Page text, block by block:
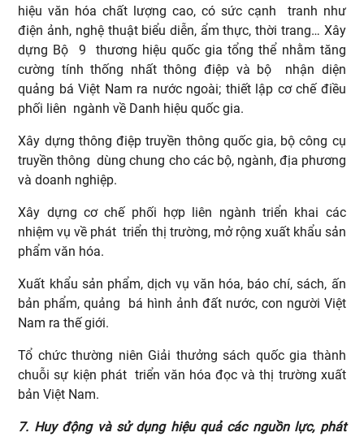
hiệu văn hóa chất lượng cao, có sức cạnh tranh như
điện ảnh, nghệ thuật biểu diễn, ẩm thực, thời trang… Xây
dựng Bộ 9 thương hiệu quốc gia tổng thể nhằm tăng
cường tính thống nhất thông điệp và bộ nhận diện
quảng bá Việt Nam ra nước ngoài; thiết lập cơ chế điều
phối liên ngành về Danh hiệu quốc gia.
Xây dựng thông điệp truyền thông quốc gia, bộ công cụ
truyền thông dùng chung cho các bộ, ngành, địa phương
và doanh nghiệp.
Xây dựng cơ chế phối hợp liên ngành triển khai các
nhiệm vụ về phát triển thị trường, mở rộng xuất khẩu sản
phẩm văn hóa.
Xuất khẩu sản phẩm, dịch vụ văn hóa, báo chí, sách, ấn
bản phẩm, quảng bá hình ảnh đất nước, con người Việt
Nam ra thế giới.
Tổ chức thường niên Giải thưởng sách quốc gia thành
chuỗi sự kiện phát triển văn hóa đọc và thị trường xuất
bản Việt Nam.
7. Huy động và sử dụng hiệu quả các nguồn lực, phát